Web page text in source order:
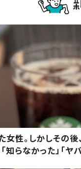
性。しかしその後、
らなかった」「ヤ